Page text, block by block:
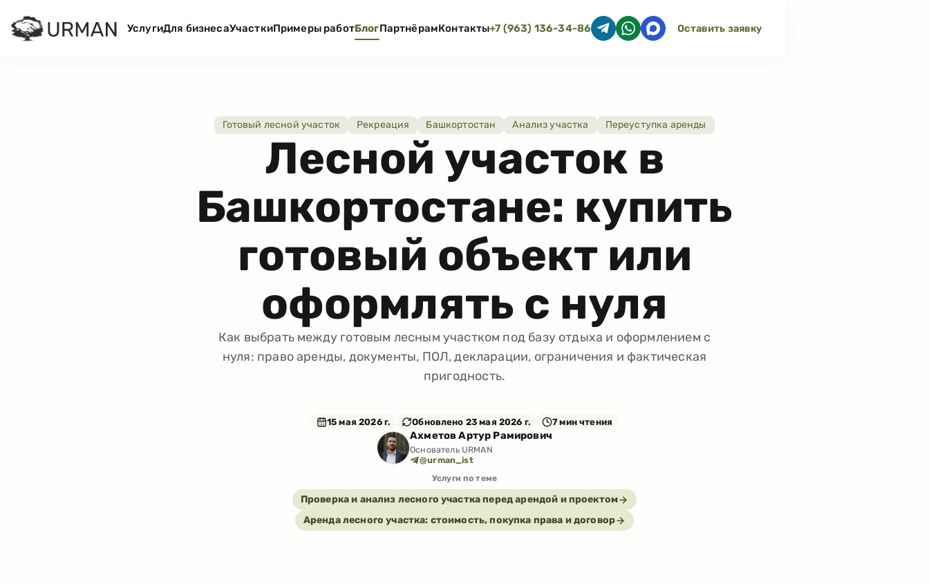
УслугиДля бизнесаУчасткиПримеры работБлогПартнёрамКонтакты+7 (963) 136-34-86 Оставить заявку
Готовый лесной участок Рекреация Башкортостан Анализ участка Переуступка аренды
Лесной участок в
Башкортостане: купить
готовый объект или
оформлять с нуля
Как выбрать между готовым лесным участком под базу отдыха и оформлением с
нуля: право аренды, документы, ПОЛ, декларации, ограничения и фактическая
пригодность.
15 мая 2026 г. Обновлено 23 мая 2026 г. 7 мин чтения
Ахметов Артур Рамирович
Основатель URMAN
@urman_ist
Услуги по теме
Проверка и анализ лесного участка перед арендой и проектом
Аренда лесного участка: стоимость, покупка права и договор